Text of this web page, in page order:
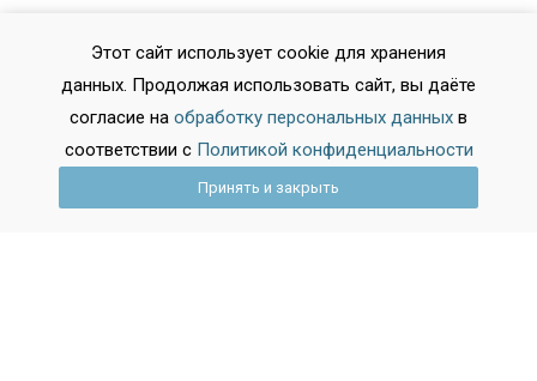
Этот сайт использует cookie для хранения
данных. Продолжая использовать сайт, вы даёте
согласие на обработку персональных данных в
соответствии с Политикой конфиденциальности
Принять и закрыть